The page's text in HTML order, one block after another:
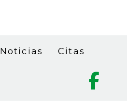
Noticias Citas